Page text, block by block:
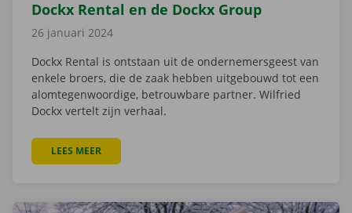
Dockx Rental en de Dockx Group
26 januari 2024
Dockx Rental is ontstaan uit de ondernemersgeest van
enkele broers, die de zaak hebben uitgebouwd tot een
alomtegenwoordige, betrouwbare partner. Wilfried
Dockx vertelt zijn verhaal.
LEES MEER